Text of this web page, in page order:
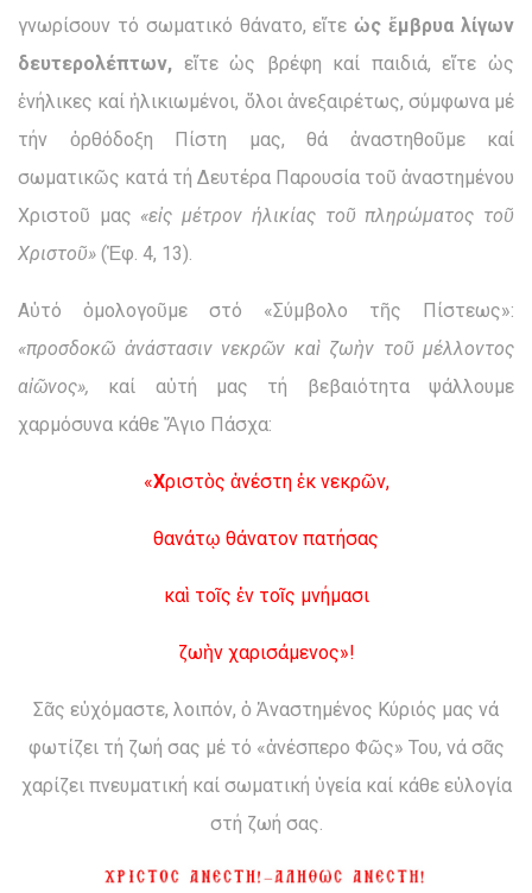
γνωρίσουν τό σωματικό θάνατο, εἴτεὡς ἔμβρυα λίγων
δευτερολέπτων, εἴτε ὡς βρέφη καί παιδιά, εἴτε ὡς
ἐνήλικες καί ἡλικιωμένοι, ὅλοι ἀνεξαιρέτως, σύμφωνα μέ
τήν ὀρθόδοξη Πίστη μας, θά ἀναστηθοῦμε καί
σωματικῶς κατά τή Δευτέρα Παρουσία τοῦ ἀναστημένου
Χριστοῦ μας «εἰς μέτρον ἡλικίας τοῦ πληρώματος τοῦ
Χριστοῦ» (Ἐφ. 4, 13).
Αὐτό ὁμολογοῦμε στό «Σύμβολο τῆς Πίστεως»:
«προσδοκῶ ἀνάστασιν νεκρῶν καὶ ζωὴν τοῦ μέλλοντος
αἰῶνος», καί αὐτή μας τή βεβαιότητα ψάλλουμε
χαρμόσυνα κάθε Ἅγιο Πάσχα:
«Χριστὸς ἀνέστη ἐκ νεκρῶν,
θανάτῳ θάνατον πατήσας
καὶ τοῖς ἐν τοῖς μνήμασι
ζωὴν χαρισάμενος»!
Σᾶς εὐχόμαστε, λοιπόν, ὁ Ἀναστημένος Κύριός μας νά
φωτίζει τή ζωή σας μέ τό «ἀνέσπερο Φῶς» Του, νά σᾶς
χαρίζει πνευματική καί σωματική ὑγεία καί κάθε εὐλογία
στή ζωή σας.